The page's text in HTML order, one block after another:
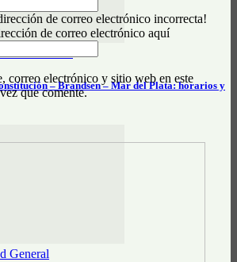
– Brandsen – Mar del Plata: horarios y
General
de correo electrónico incorrecta!
de correo electrónico aquí
correo electrónico y sitio web en este
que comente.